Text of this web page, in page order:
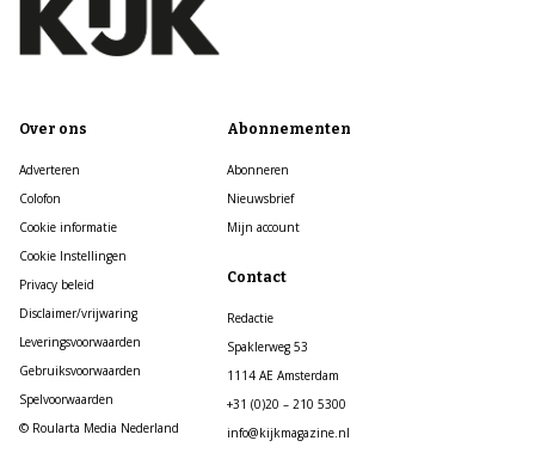
Over ons
Adverteren
Colofon
Cookie informatie
Cookie Instellingen
Privacy beleid
Disclaimer/vrijwaring
Leveringsvoorwaarden
Gebruiksvoorwaarden
Spelvoorwaarden
© Roularta Media Nederland
Abonnementen
Abonneren
Nieuwsbrief
Mijn account
Contact
Redactie
Spaklerweg 53
1114 AE Amsterdam
+31 (0)20 – 210 5300
info@kijkmagazine.nl